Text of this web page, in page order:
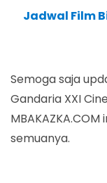
Jadwal Film
Semoga saja
Gandaria XXI
semuanya.